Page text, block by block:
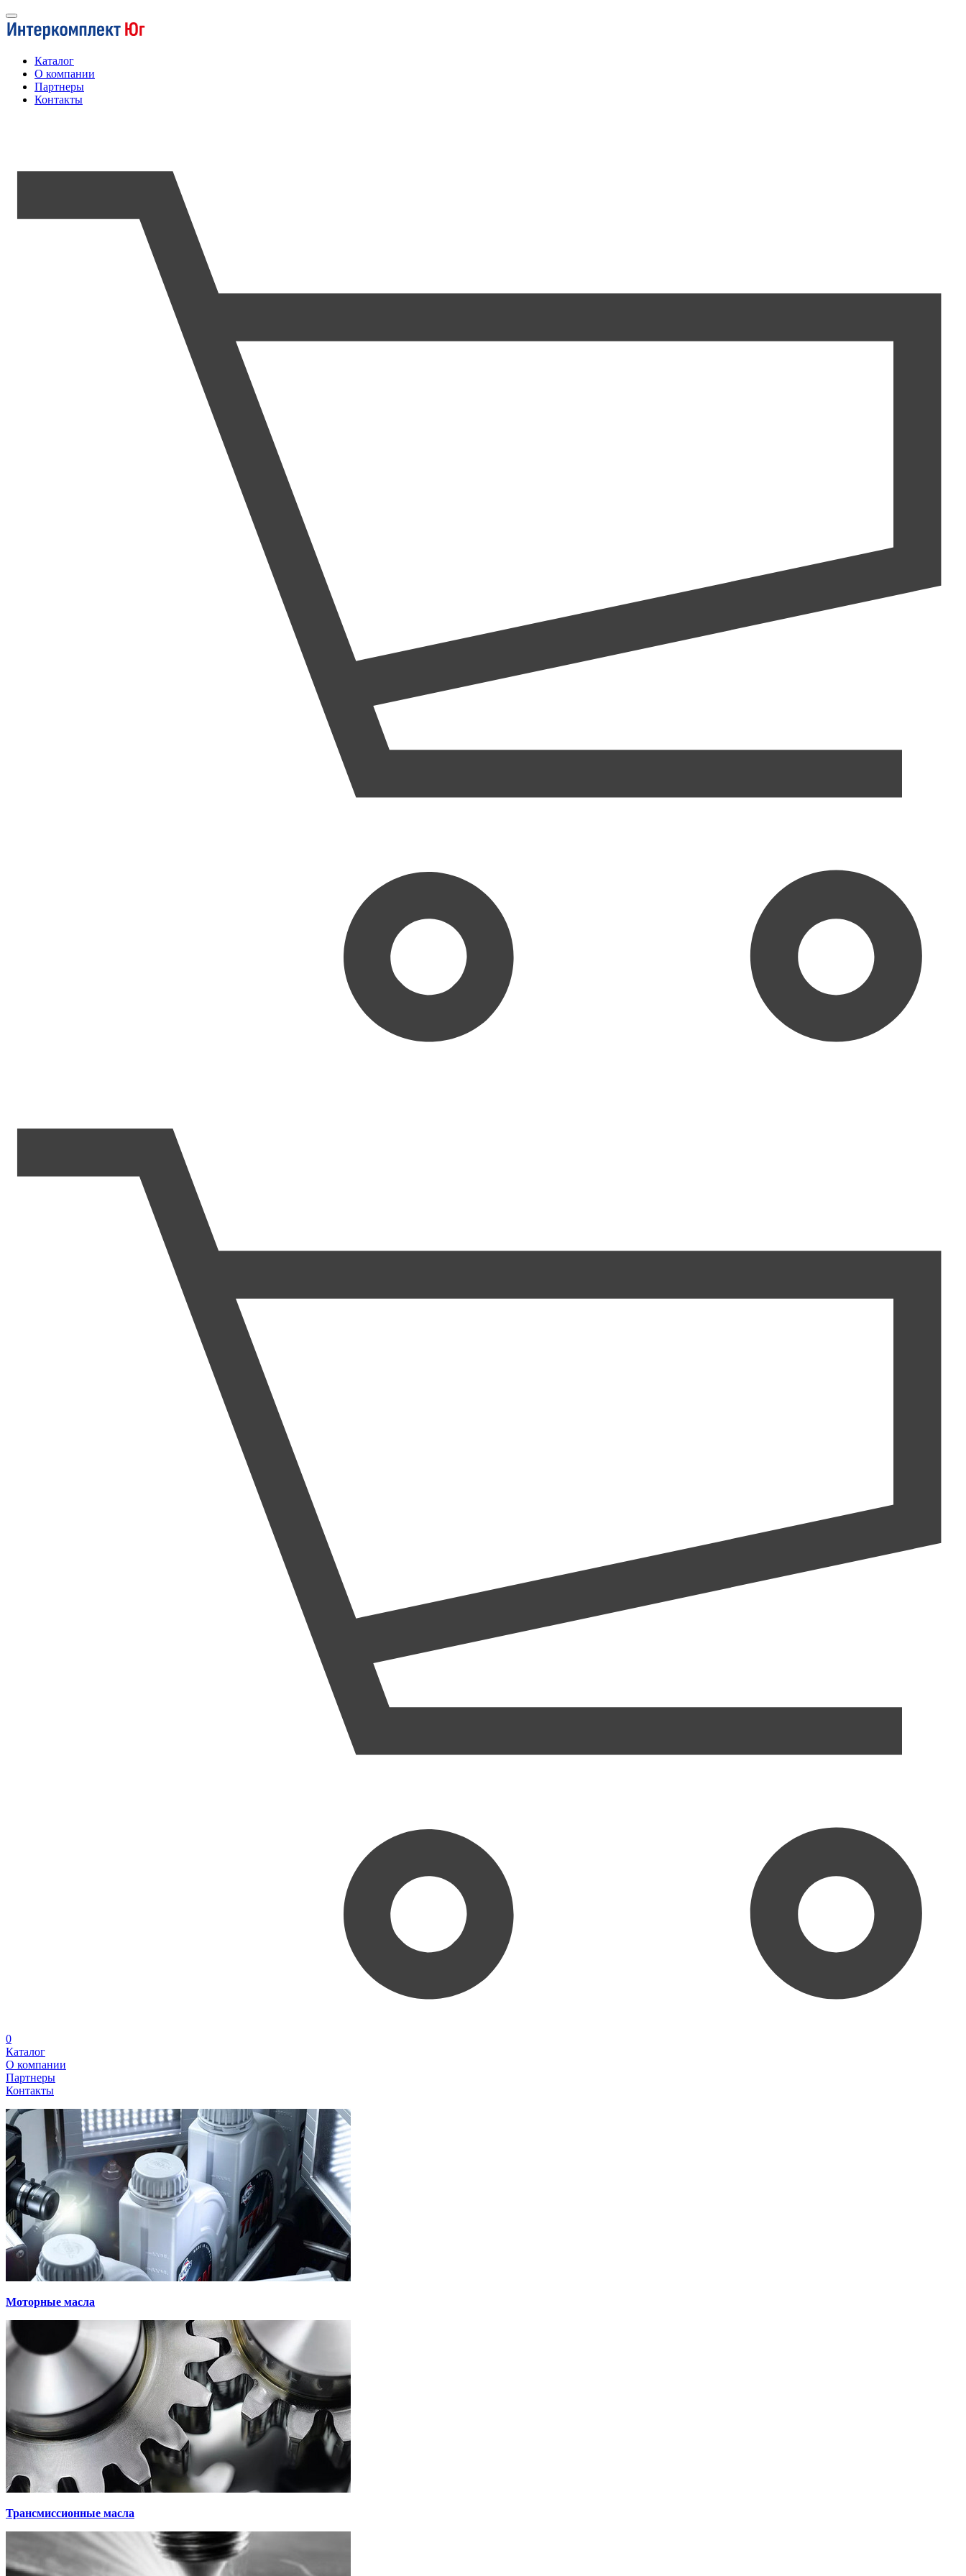
Каталог
О компании
Партнеры
Контакты
0
Каталог
О компании
Партнеры
Контакты
Моторные масла
Трансмиссионные масла